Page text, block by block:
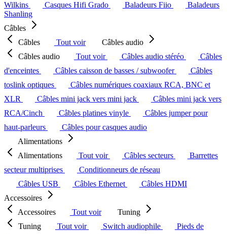
Wilkins
Casques Hifi Grado Baladeurs Fiio
Baladeurs
Shanling
Câbles
Câbles
Tout voir
Câbles audio
Câbles audio
Tout voir Câbles audio stéréo
Câbles
d'enceintes
Câbles caisson de basses / subwoofer
Câbles
toslink optiques
Câbles numériques coaxiaux RCA, BNC et
XLR
Câbles mini jack vers mini jack
Câbles mini jack vers
RCA/Cinch
Câbles platines vinyle
Câbles jumper pour
haut-parleurs
Câbles pour casques audio
Alimentations
Alimentations
Tout voir Câbles secteurs
Barrettes
secteur multiprises
Conditionneurs de réseau
Câbles USB
Câbles Ethernet
Câbles HDMI
Accessoires
Accessoires
Tout voir
Tuning
Tuning
Tout voir Switch audiophile
Pieds de